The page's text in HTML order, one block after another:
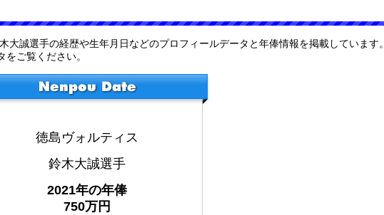
大誠選手の経歴や生年月日などのプロフィールデータと年俸情報を掲載しています。
ご覧ください。
徳島ヴォルティス
鈴木大誠選手
2021年の年俸
750万円